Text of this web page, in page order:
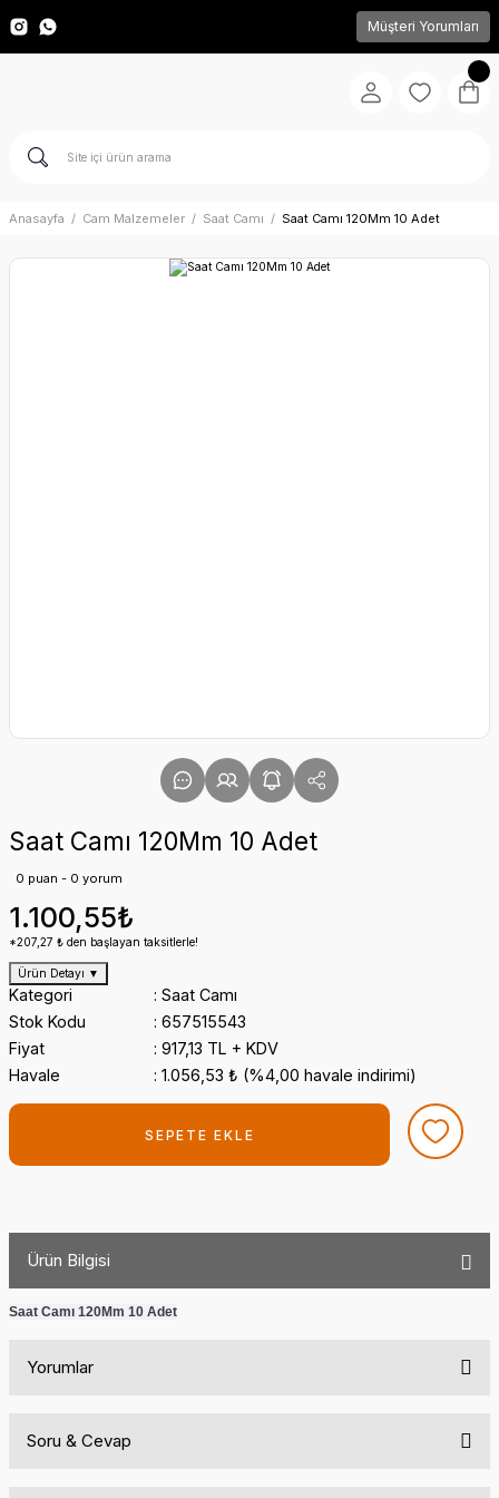
Müşteri Yorumları
Anasayfa Cam Malzemeler Saat Camı Saat Camı 120Mm 10 Adet
Saat Camı 120Mm 10 Adet
0 puan - 0 yorum
1.100,55₺
*207,27 ₺ den başlayan taksitlerle!
Ürün Detayı ▼
Kategori
Saat Camı
Stok Kodu
657515543
Fiyat
917,13 TL + KDV
Havale
1.056,53 ₺ (%4,00 havale indirimi)
SEPETE EKLE
Ürün Bilgisi
Saat Camı 120Mm 10 Adet
Yorumlar
Soru & Cevap